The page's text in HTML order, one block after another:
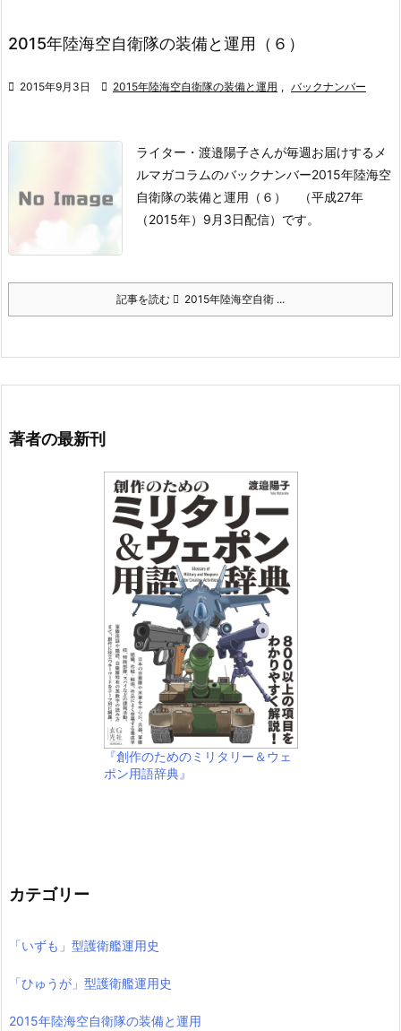
2015年陸海空自衛隊の装備と運用（６）
 2015年9月3日  2015年陸海空自衛隊の装備と運用 , バックナンバー
ライター・渡邉陽子さんが毎週お届けするメ
ルマガコラムのバックナンバー2015年陸海空
自衛隊の装備と運用（６） （平成27年
（2015年）9月3日配信）です。
記事を読む 2015年陸海空自衛 ...
著者の最新刊
『創作のためのミリタリー＆ウェ
ポン用語辞典』
カテゴリー
「いずも」型護衛艦運用史
「ひゅうが」型護衛艦運用史
2015年陸海空自衛隊の装備と運用